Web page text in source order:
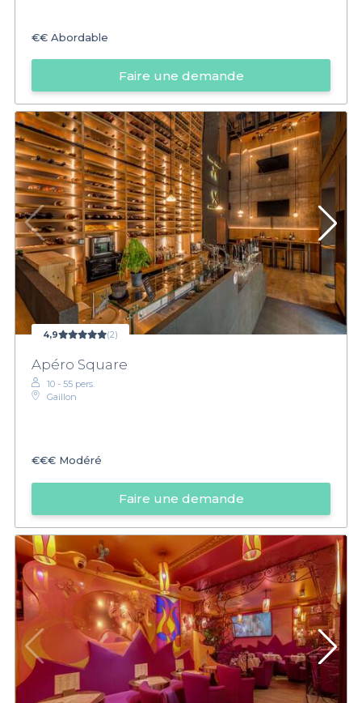
€€ Abordable
Faire une demande
4,9 (2)
Apéro Square
10 - 55 pers.
Gaillon
€€€ Modéré
Faire une demande